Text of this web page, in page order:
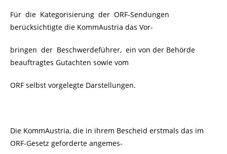
Für die Kategorisierung der ORF-Sendungen
berücksichtigte die KommAustria das Vor-
bringen der Beschwerdeführer, ein von der Behörde
beauftragtes Gutachten sowie vom
ORF selbst vorgelegte Darstellungen.
Die KommAustria, die in ihrem Bescheid erstmals das im
ORF-Gesetz geforderte angemes-